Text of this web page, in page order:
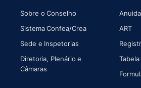
Sobre o Conselho(abre em nova aba)
Sistema Confea/Crea(abre em nova
Sede e Inspetorias
Diretoria, Plenário e
Câmaras(abre em nova aba)
ART